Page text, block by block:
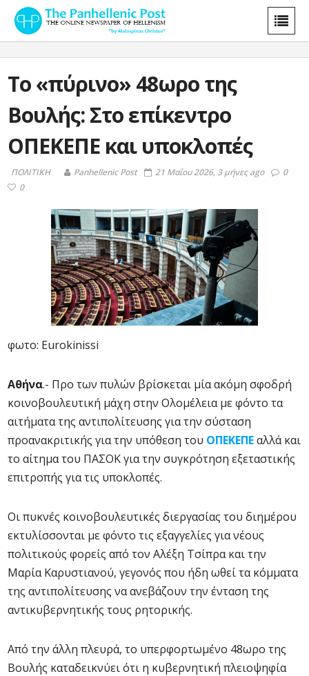
To «πύρινο» 48ωρο της
Βουλής: Στο επίκεντρο
ΟΠΕΚΕΠΕ και υποκλοπές
ΠΟΛΙΤΙΚΗ Panhellenic Post 21 Μαΐου 2026, 3 μήνες ago
0
0
φωτο: Eurokinissi
Αθήνα.- Προ των πυλών βρίσκεται μία ακόμη σφοδρή
κοινοβουλευτική μάχη στην Ολομέλεια με φόντο τα
αιτήματα της αντιπολίτευσης για την σύσταση
προανακριτικής για την υπόθεση του ΟΠΕΚΕΠΕαλλά και
το αίτημα του ΠΑΣΟΚ για την συγκρότηση εξεταστικής
επιτροπής για τις υποκλοπές.
Οι πυκνές κοινοβουλευτικές διεργασίας του διημέρου
εκτυλίσσονται με φόντο τις εξαγγελίες για νέους
πολιτικούς φορείς από τον Αλέξη Τσίπρα και την
Μαρία Καρυστιανού, γεγονός που ήδη ωθεί τα κόμματα
της αντιπολίτευσης να ανεβάζουν την ένταση της
αντικυβερνητικής τους ρητορικής.
Από την άλλη πλευρά, το υπερφορτωμένο 48ωρο της
Βουλής καταδεικνύει ότι η κυβερνητική πλειοψηφία